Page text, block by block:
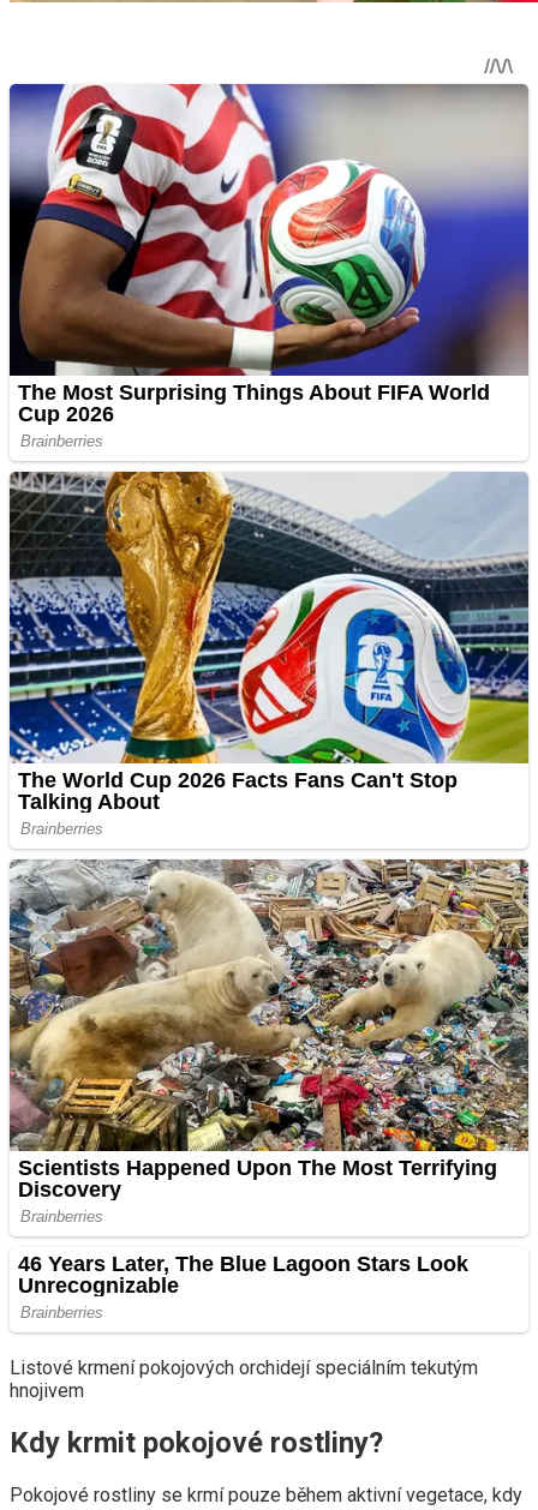
Listové krmení pokojových orchidejí speciálním tekutým
hnojivem
Kdy krmit pokojové rostliny?
Pokojové rostliny se krmí pouze během aktivní vegetace, kdy